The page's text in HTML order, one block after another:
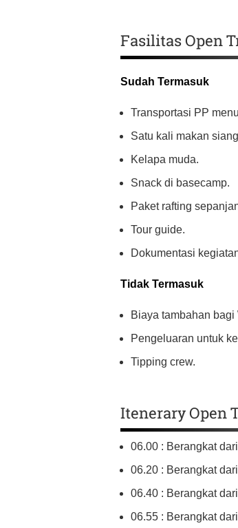
Fasilitas Open
Sudah Termasuk
Transportasi PP
Satu kali makan
Kelapa muda.
Snack di basecamp.
Paket rafting
Tour guide.
Dokumentasi
Tidak Termasuk
Biaya tambahan
Pengeluaran untuk
Tipping crew.
Itenerary Open
06.00 : Berangkat
06.20 : Berangkat
06.40 : Berangkat
06.55 : Berangkat